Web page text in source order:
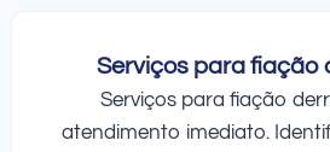
Serviços para fiação
Serviços para fiação
atendimento imediato.